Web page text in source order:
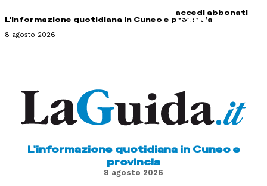
accedi abbonati
L'informazione quotidiana in Cuneo e provincia
8 agosto 2026
L'informazione quotidiana in Cuneo e
provincia
8 agosto 2026